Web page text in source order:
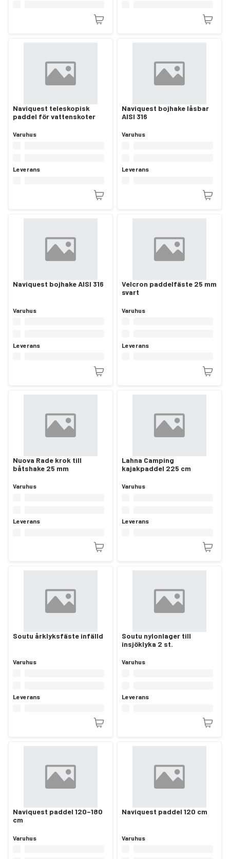
Naviquest teleskopisk
paddel för vattenskoter
Varuhus
Leverans
Naviquest bojhake låsbar
AISI 316
Varuhus
Leverans
Naviquest bojhake AISI 316
Varuhus
Leverans
Velcron paddelfäste 25 mm
svart
Varuhus
Leverans
Nuova Rade krok till
båtshake 25 mm
Varuhus
Leverans
Lahna Camping
kajakpaddel 225 cm
Varuhus
Leverans
Soutu årklyksfäste infälld
Varuhus
Leverans
Soutu nylonlager till
insjöklyka 2 st.
Varuhus
Leverans
Naviquest paddel 120–180
cm
Varuhus
Naviquest paddel 120 cm
Varuhus